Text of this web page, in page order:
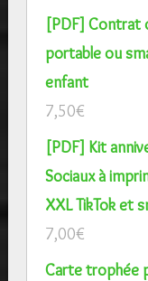
[PDF] Contrat
portable ou
enfant
7,50€
[PDF] Kit
Sociaux à
XXL TikTok et
7,00€
Carte trophée